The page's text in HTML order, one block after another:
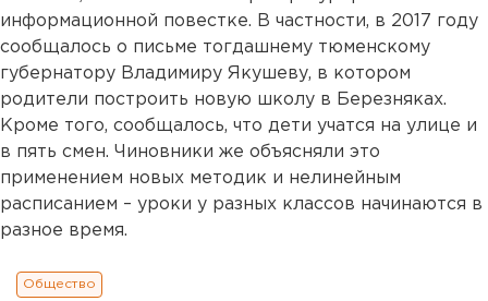
информационной повестке. В частности, в 2017 году
сообщалось о письме тогдашнему тюменскому
губернатору Владимиру Якушеву, в котором
родители построить новую школу в Березняках.
Кроме того, сообщалось, что дети учатся на улице и
в пять смен. Чиновники же объясняли это
применением новых методик и нелинейным
расписанием – уроки у разных классов начинаются в
разное время.
Общество